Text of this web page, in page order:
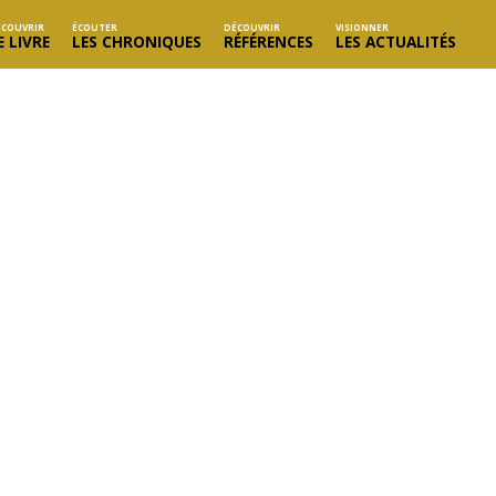
LIVRE
ÉCOUTER
LES CHRONIQUES
DÉCOUVRIR
RÉFÉRENCES
VISIONNER
LES ACTUALITÉS